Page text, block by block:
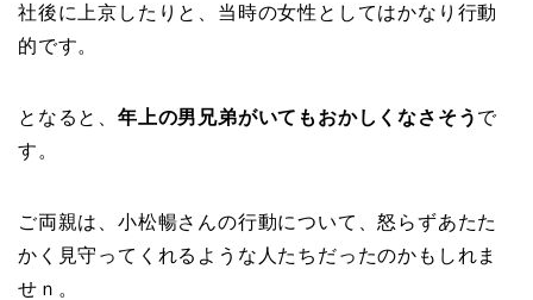
社後に上京したりと、当時の女性としてはかなり行動
的です。
となると、 年上の男兄弟がいてもおかしくなさそう で
す。
ご両親は、小松暢さんの行動について、怒らずあたた
かく見守ってくれるような人たちだったのかもしれま
せｎ。